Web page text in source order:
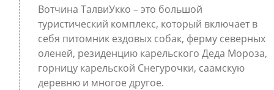
Вотчина ТалвиУкко – это большой
туристический комплекс, который включает в
себя питомник ездовых собак, ферму северных
оленей, резиденцию карельского Деда Мороза,
горницу карельской Снегурочки, саамскую
деревню и многое другое.